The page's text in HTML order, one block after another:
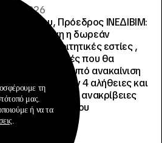
08 · 2026
Πρόεδρος ΙΝΕΔΙΒΙΜ:
εξασφαλισμένη η δωρεάν
σε άλλες φοιτητικές εστίες ,
τους φοιτητές που θα
από την υπό ανακαίνιση
Εστία Αθηνών 4 αλήθειες και
για την γεμάτη ανακρίβειες
του Συλλόγου
της ΦΕΑ
τη
μας.
ή να τα